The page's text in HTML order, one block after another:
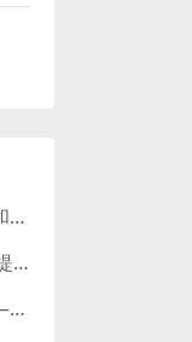
微信提取群成员微信号和VXid工具：功能介绍与使用指南
QQ安卓提GUID：高效提取常用安卓QQGUID的新工具
虎鲸微头条发布软件——智能高效的自媒体管理工具